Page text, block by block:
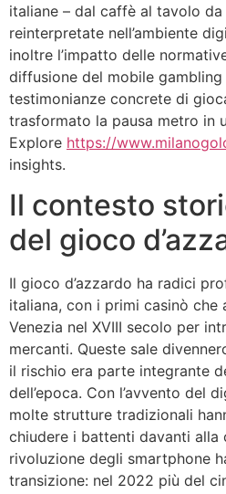
italiane – dal caffè al tavolo
reinterpretate nell’ambiente
inoltre l’impatto delle
diffusione del mobile gambling
testimonianze concrete di
trasformato la pausa metro in
Explore https://
insights.
Il contesto
del gioco
Il gioco d’azzardo ha radici
italiana, con i primi casinò
Venezia nel XVIII secolo per
mercanti. Queste sale
il rischio era parte integrante
dell’epoca. Con l’avvento del
molte strutture tradizionali
chiudere i battenti davanti alla
rivoluzione degli smartphone
transizione: nel 2022 più del